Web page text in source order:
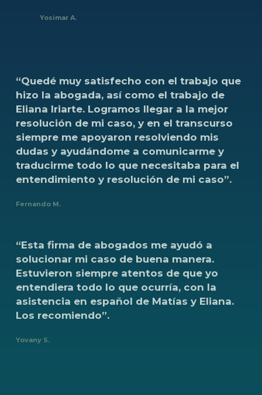
Yosimar A.
“Quedé muy satisfecho con el trabajo que
hizo la abogada, así como el trabajo de
Eliana Iriarte. Logramos llegar a la mejor
resolución de mi caso, y en el transcurso
siempre me apoyaron resolviendo mis
dudas y ayudándome a comunicarme y
traducirme todo lo que necesitaba para el
entendimiento y resolución de mi caso”.
Fernando M.
“Esta firma de abogados me ayudó a
solucionar mi caso de buena manera.
Estuvieron siempre atentos de que yo
entendiera todo lo que ocurría, con la
asistencia en español de Matías y Eliana.
Los recomiendo”.
Yovany S.